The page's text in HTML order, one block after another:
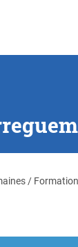
/ Formation